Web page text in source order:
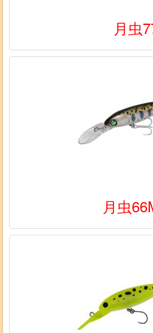
月虫
月虫